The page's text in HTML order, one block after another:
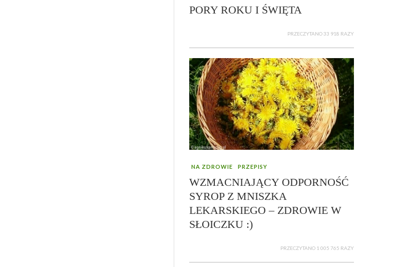
PORY ROKU I ŚWIĘTA
PRZECZYTANO 33 918 RAZY
NA ZDROWIE PRZEPISY
WZMACNIAJĄCY ODPORNOŚĆ
SYROP Z MNISZKA
LEKARSKIEGO – ZDROWIE W
SŁOICZKU :)
PRZECZYTANO 1 005 765 RAZY